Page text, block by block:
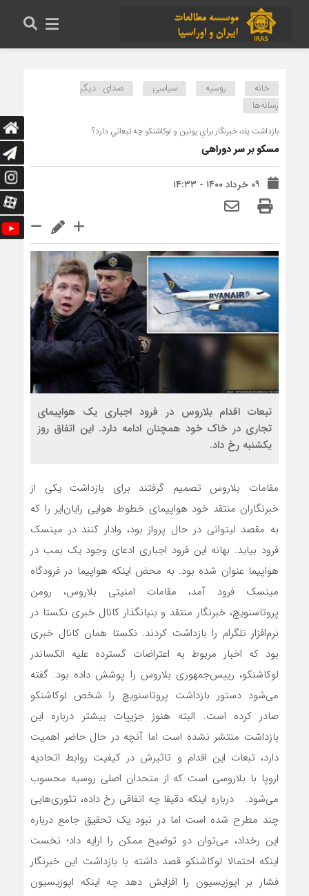
خانه روسیه سیاسی
صدای دیگر
رسانه‌ها
بازداشت يك خبرنگار براي پوتين و لوكاشنكو چه تبعاتي دارد؟
مسکو بر سر دوراهی
۰۹ خرداد ۱۴۰۰ - ۱۴:۳۳
تبعات اقدام بلاروس در فرود اجباري يك هواپيماي
تجاري در خاك خود همچنان ادامه دارد. اين اتفاق روز
يكشنبه رخ داد.
مقامات بلاروس تصمیم گرفتند برای بازداشت یکی از
خبرنگاران منتقد خود هواپیمای خطوط هوایی رایان‌ایر را که
به مقصد لیتوانی در حال پرواز بود، وادار کنند در مینسک
فرود بیاید. بهانه این فرود اجباری ادعای وجود یک بمب در
هواپیما عنوان شده بود. به محض اینکه هواپیما در فرودگاه
مینسک فرود آمد، مقامات امنیتی بلاروس، رومن
پروتاسنویچ، خبرنگار منتقد و بنیانگذار کانال خبری نکستا در
نرم‌افزار تلگرام را بازداشت کردند. نکستا همان کانال خبری
بود که اخبار مربوط به اعتراضات گسترده علیه الکساندر
لوکاشنکو، رییس‌جمهوری بلاروس را پوشش داده بود. گفته
می‌شود دستور بازداشت پروتاسنویچ را شخص لوکاشنکو
صادر کرده است. البته هنوز جزییات بیشتر درباره این
بازداشت منتشر نشده است اما آنچه در حال حاضر اهمیت
دارد، تبعات این اقدام و تاثیرش در کیفیت روابط اتحادیه
اروپا با بلاروسی است که از متحدان اصلی روسیه محسوب
می‌شود. درباره اینکه دقیقا چه اتفاقی رخ داده، تئوری‌هایی
چند مطرح شده است اما در نبود یک تحقیق جامع درباره
این رخداد، می‌توان دو توضیح ممکن را ارایه داد؛ نخست
اینکه احتمالا لوکاشنکو قصد داشته با بازداشت این خبرنگار
فشار بر اپوزیسیون را افزایش دهد چه اینکه اپوزیسیون